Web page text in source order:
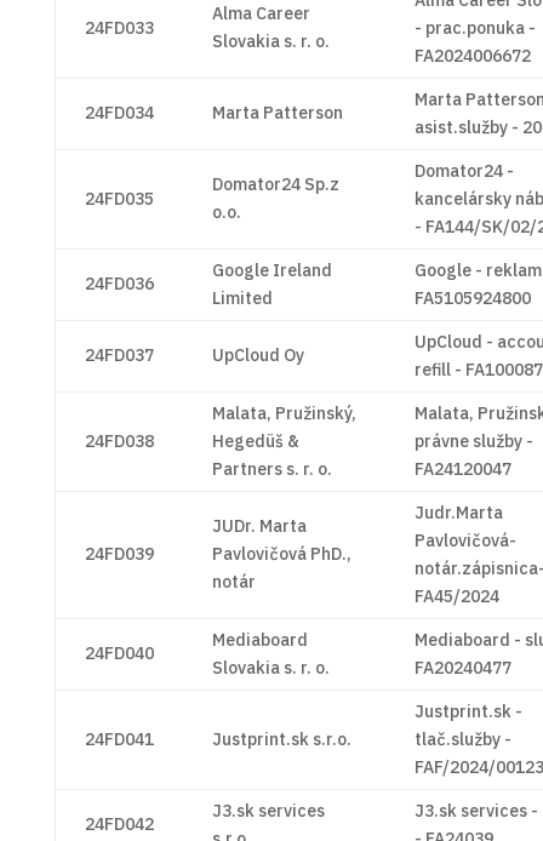
24FD033
Alma Career
Slovakia s. r. o.
- prac.ponuka -
FA2024006672
24FD034 Marta Patterson
Marta
asist.služby -
24FD035
Domator24 Sp.z
o.o.
Domator24 -
kancelársky
- FA144/SK/02/
24FD036
Google Ireland
Limited
Google -
FA5105924800
24FD037 UpCloud Oy
UpCloud -
refill -
24FD038
Malata, Pružinský,
Hegedüš &
Partners s. r. o.
Malata,
právne služby -
FA24120047
24FD039
JUDr. Marta
Pavlovičová PhD.,
notár
Judr.Marta
Pavlovičová-
FA45/2024
24FD040
Mediaboard
Slovakia s. r. o.
Mediaboard -
FA20240477
24FD041 Justprint.sk s.r.o.
Justprint.sk -
tlač.služby -
FAF/2024/
24FD042
J3.sk services
J3.sk services